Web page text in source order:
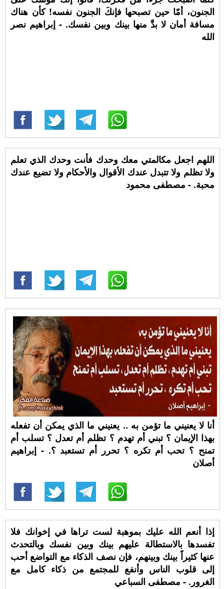
الجنون، أمّا حين تصبحها فإنكَ الجنون نفسه! كأن هناك
مسافة أمان لا بدَّ منها بينك وبين نفسك. - إبراهيم نصر
الله
اللهم اجعل مكالمتي معك وحدك فأنت وحدك الذي تعلم
ولا تظلم ولا تتبدل عندك الأقوال والأحكام ولا تضيع عندك
محبة. - مصطفى محمود
أنا لا يعنيني ما تؤمن به .. يعنيني ما الذي يمكن أن تفعله
بهذا الإيمان ؟ تبني أم تهدم ؟ تظلم أم تعدل ؟ تسلب أم
تمنح ؟ تحب أم تكره ؟ تحرر أم تستعبد ؟. - إبراهيم
أصلان
إذا أنعم الله عليك بموهبة لست تراها في إخوانك فلا
تفسدها بالاستطالة عليهم بينك وبين نفسك وبالتحدث
عنها كثيراً بينك وبينهم، فإن نصف الذكاء مع التواضع أحب
إلى قلوب الناس وأنفع للمجتمع من ذكاء كامل مع
الغرور. - مصطفى السباعي